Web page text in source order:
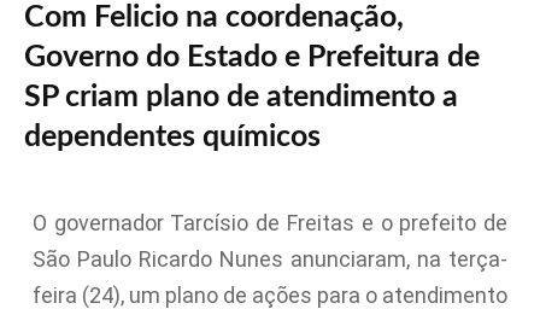
Com Felicio na coordenação,
Governo do Estado e Prefeitura de
SP criam plano de atendimento a
dependentes químicos
O governador Tarcísio de Freitas e o prefeito de
São Paulo Ricardo Nunes anunciaram, na terça-
feira (24), um plano de ações para o atendimento